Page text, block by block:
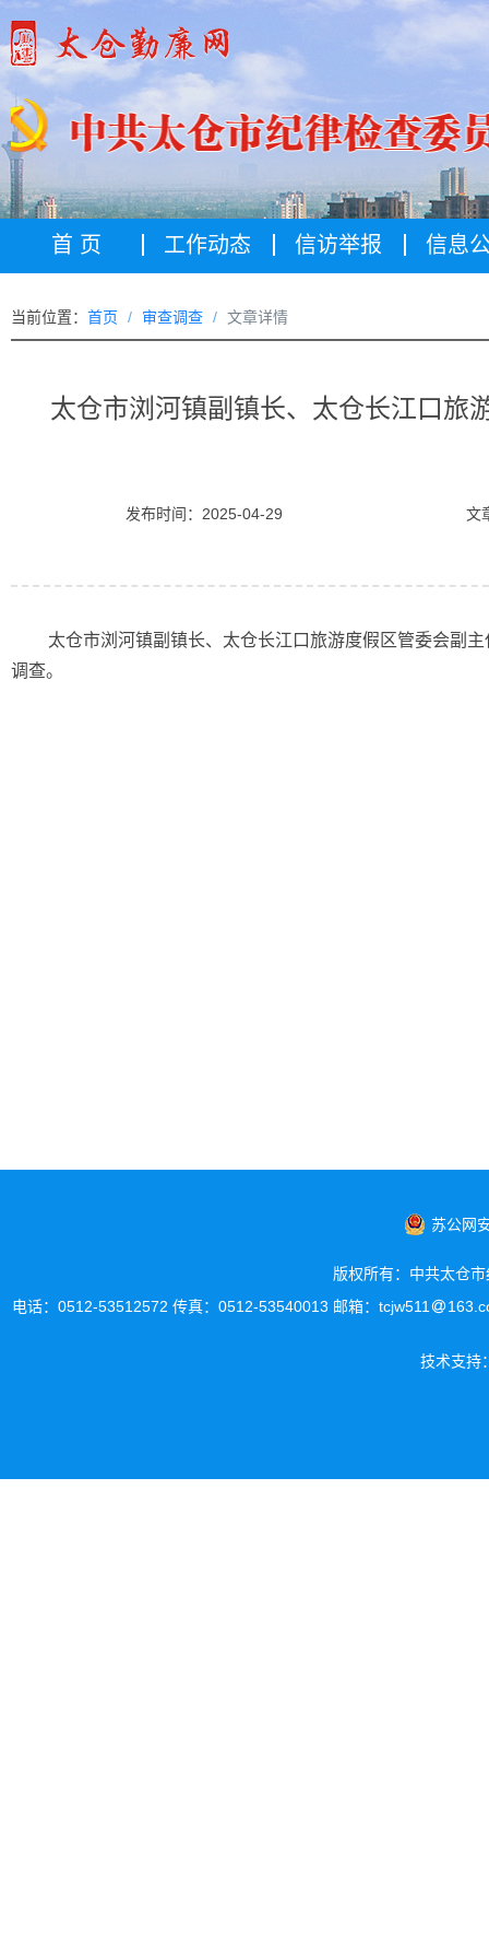
首 页 工作动态 信访举报 信息
当前位置： 首页 审查调查 文章详情
太仓市浏河镇副镇长、太仓长江口旅
发布时间：2025-04-29 文
太仓市浏河镇副镇长、太仓长江口旅游度假区管委会副
调查。
苏公网
版权所有：中共太仓
电话：0512-53512572 传真：0512-53540013 邮箱：tcjw511
技术支持